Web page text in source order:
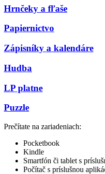
Hrnčeky a fľaše
Papiernictvo
Zápisníky a kalendáre
Hudba
LP platne
Puzzle
Prečítate na zariadeniach:
Pocketbook
Kindle
Smartfón či tablet s
Počítač s príslušnou